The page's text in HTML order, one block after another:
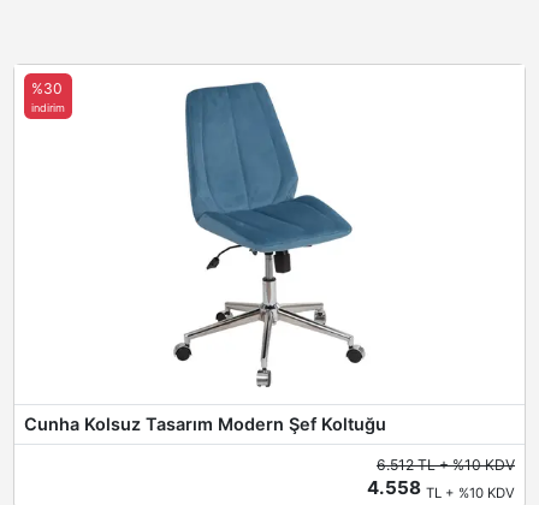
Cunha Kolsuz Tasarım Modern Şef Koltuğu
%30
indirim
6.512 TL + %10 KDV
4.558TL + %10 KDV